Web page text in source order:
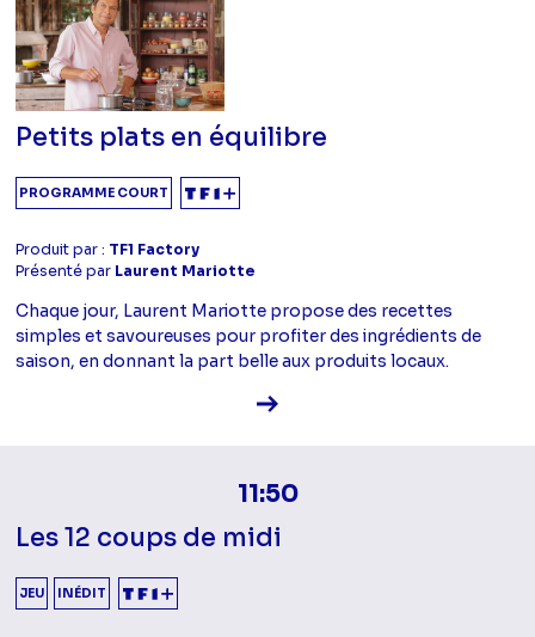
Petits plats en équilibre
PROGRAMME COURT
Produit par : TF1 Factory
Présenté par Laurent Mariotte
Chaque jour, Laurent Mariotte propose des recettes
simples et savoureuses pour profiter des ingrédients de
saison, en donnant la part belle aux produits locaux.
Voir la fiche diffusion
11:50
Les 12 coups de midi
JEU INÉDIT